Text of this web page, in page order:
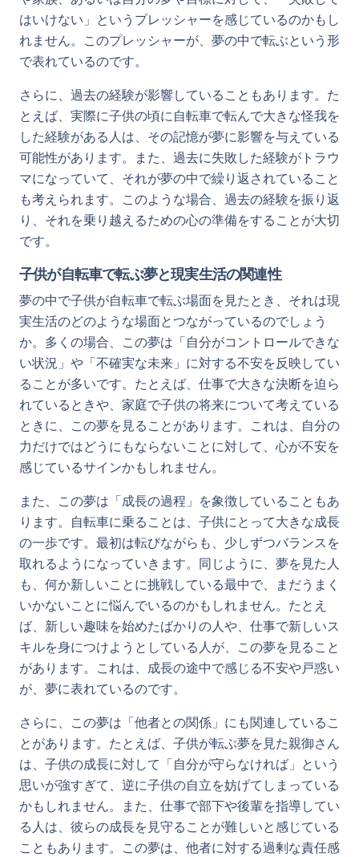
はいけない」というプレッシャーを感じているのかもし
れません。このプレッシャーが、夢の中で転ぶという形
で表れているのです。
さらに、過去の経験が影響していることもあります。た
とえば、実際に子供の頃に自転車で転んで大きな怪我を
した経験がある人は、その記憶が夢に影響を与えている
可能性があります。また、過去に失敗した経験がトラウ
マになっていて、それが夢の中で繰り返されていること
も考えられます。このような場合、過去の経験を振り返
り、それを乗り越えるための心の準備をすることが大切
です。
子供が自転車で転ぶ夢と現実生活の関連性
夢の中で子供が自転車で転ぶ場面を見たとき、それは現
実生活のどのような場面とつながっているのでしょう
か。多くの場合、この夢は「自分がコントロールできな
い状況」や「不確実な未来」に対する不安を反映してい
ることが多いです。たとえば、仕事で大きな決断を迫ら
れているときや、家庭で子供の将来について考えている
ときに、この夢を見ることがあります。これは、自分の
力だけではどうにもならないことに対して、心が不安を
感じているサインかもしれません。
また、この夢は「成長の過程」を象徴していることもあ
ります。自転車に乗ることは、子供にとって大きな成長
の一歩です。最初は転びながらも、少しずつバランスを
取れるようになっていきます。同じように、夢を見た人
も、何か新しいことに挑戦している最中で、まだうまく
いかないことに悩んでいるのかもしれません。たとえ
ば、新しい趣味を始めたばかりの人や、仕事で新しいス
キルを身につけようとしている人が、この夢を見ること
があります。これは、成長の途中で感じる不安や戸惑い
が、夢に表れているのです。
さらに、この夢は「他者との関係」にも関連しているこ
とがあります。たとえば、子供が転ぶ夢を見た親御さん
は、子供の成長に対して「自分が守らなければ」という
思いが強すぎて、逆に子供の自立を妨げてしまっている
かもしれません。また、仕事で部下や後輩を指導してい
る人は、彼らの成長を見守ることが難しいと感じている
こともあります。この夢は、他者に対する過剰な責任感